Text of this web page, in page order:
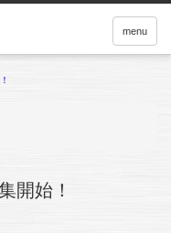
menu
開始！